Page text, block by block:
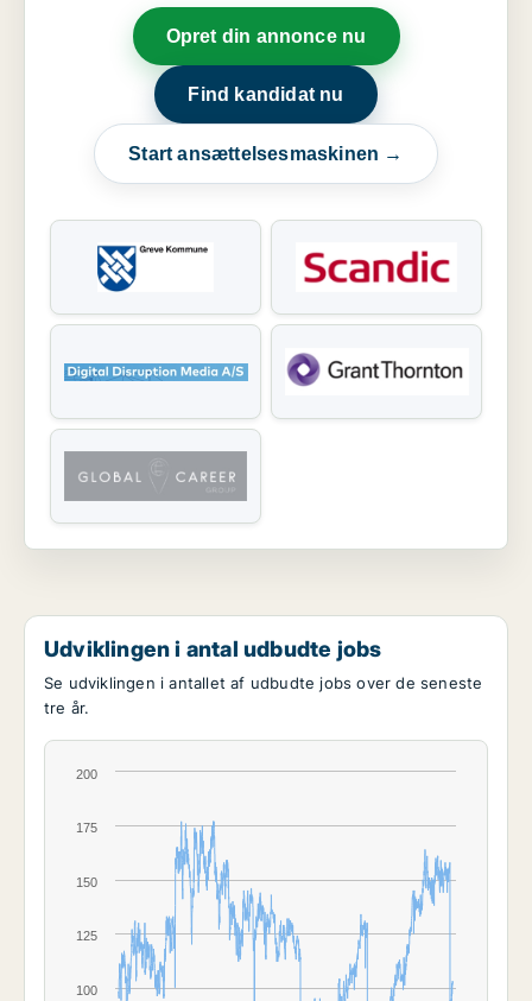
Opret din annonce nu
Find kandidat nu
Start ansættelsesmaskinen →
Udviklingen i antal udbudte jobs
Se udviklingen i antallet af udbudte jobs over de seneste
tre år.
100
125
150
175
200